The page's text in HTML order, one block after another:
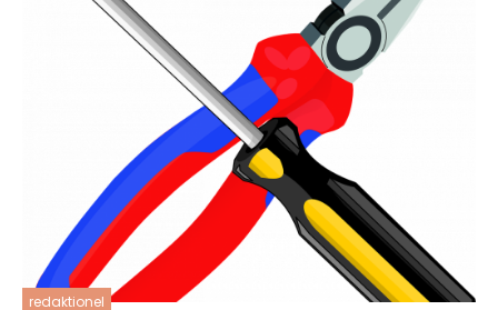
redaktionel